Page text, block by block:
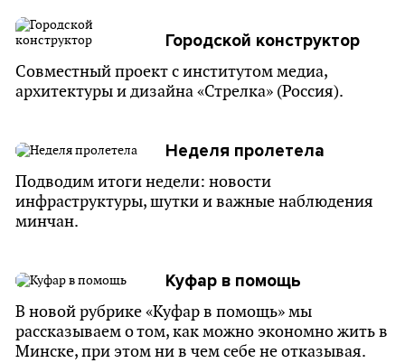
Городской конструктор
Cовместный проект с институтом медиа,
архитектуры и дизайна «Стрелка» (Россия).
Неделя пролетела
Подводим итоги недели: новости
инфраструктуры, шутки и важные наблюдения
минчан.
Куфар в помощь
В новой рубрике «Куфар в помощь» мы
рассказываем о том, как можно экономно жить в
Минске, при этом ни в чем себе не отказывая.